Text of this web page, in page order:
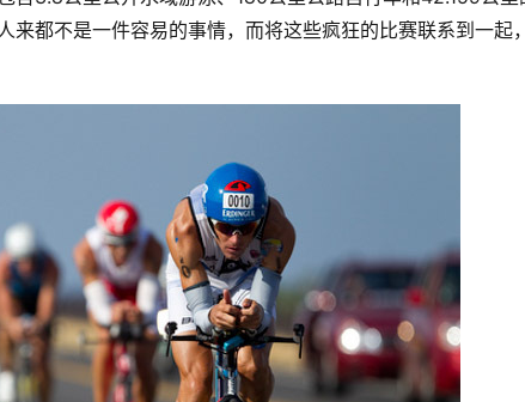
来都不是一件容易的事情，而将这些疯狂的比赛联系到一起